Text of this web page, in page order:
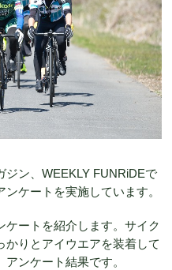
ジン、WEEKLY FUNRiDEで
ケートを実施しています。
ートを紹介します。サイク
かりとアイウエアを装着して
ンケート結果です。